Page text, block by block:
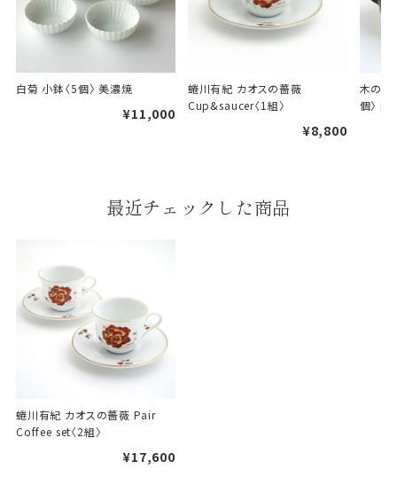
あります。
天掛け包装について
段ボールの上から熨斗紙・包
装紙をかける簡易包装（天掛
手提袋はお付けできません。
手提げ袋について
ご注文時に、ご希望枚数をご記入ください。
白菊 小鉢〈5個〉 美濃焼
¥11,000
蜷川有紀 カオスの薔薇
Cup&saucer〈1組〉
¥8,800
木の実
個〉
最近チェックした商品
蜷川有紀 カオスの薔薇 Pair
Coffee set〈2組〉
¥17,600